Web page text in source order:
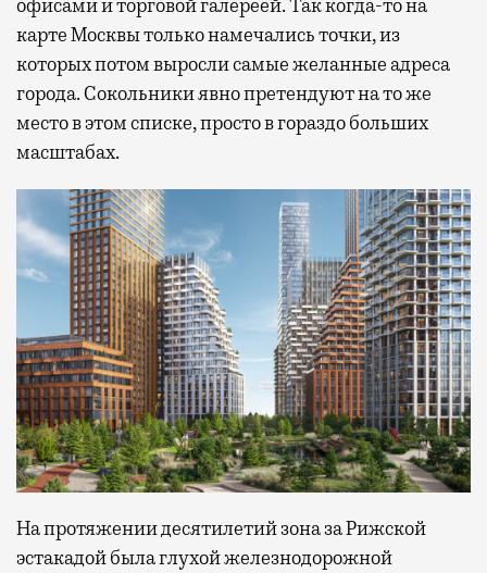
офисами и торговой галереей. Так когда-то на
карте Москвы только намечались точки, из
которых потом выросли самые желанные адреса
города. Сокольники явно претендуют на то же
место в этом списке, просто в гораздо больших
масштабах.
На протяжении десятилетий зона за Рижской
эстакадой была глухой железнодорожной